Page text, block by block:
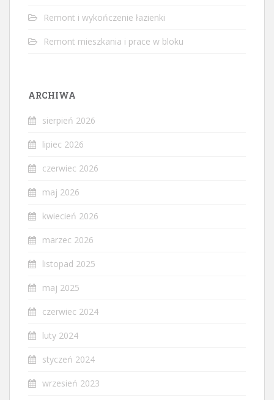
Remont i wykończenie łazienki
Remont mieszkania i prace w bloku
ARCHIWA
sierpień 2026
lipiec 2026
czerwiec 2026
maj 2026
kwiecień 2026
marzec 2026
listopad 2025
maj 2025
czerwiec 2024
luty 2024
styczeń 2024
wrzesień 2023